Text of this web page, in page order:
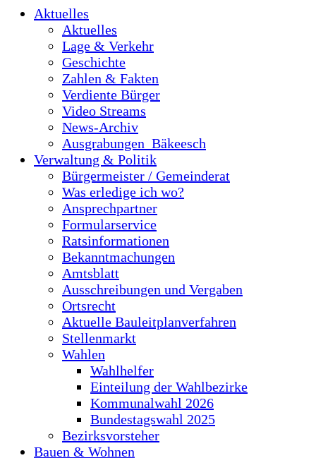
Aktuelles
Aktuelles
Lage & Verkehr
Geschichte
Zahlen & Fakten
Verdiente Bürger
Video Streams
News-Archiv
Ausgrabungen_Bäkeesch
Verwaltung & Politik
Bürgermeister / Gemeinderat
Was erledige ich wo?
Ansprechpartner
Formularservice
Ratsinformationen
Bekanntmachungen
Amtsblatt
Ausschreibungen und Vergaben
Ortsrecht
Aktuelle Bauleitplanverfahren
Stellenmarkt
Wahlen
Wahlhelfer
Einteilung der Wahlbezirke
Kommunalwahl 2026
Bundestagswahl 2025
Bezirksvorsteher
Bauen & Wohnen